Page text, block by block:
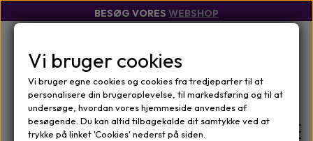
BESØG VORES WEBSHOP
Vi bruger cookies
Vi bruger egne cookies og cookies fra tredjeparter til at
personalisere din brugeroplevelse, til markedsføring og til at
undersøge, hvordan vores hjemmeside anvendes af
besøgende. Du kan altid tilbagekalde dit samtykke ved at
trykke på linket 'Cookies' nederst på siden.